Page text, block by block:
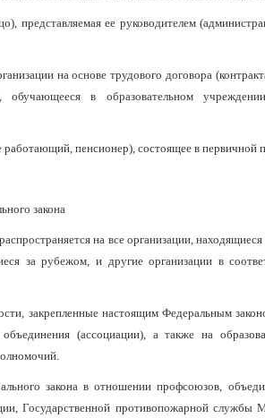
представляемая ее руководителем
на основе трудового договора
обучающееся в образовательном
пенсионер), состоящее в первичной
закона
на все организации,
за рубежом, и другие организации в
закрепленные настоящим Федеральным
(ассоциации), а также на
закона в отношении профсоюзов,
Государственной противопожарной службы